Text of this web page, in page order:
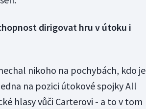
dirigovat hru v útoku i
nikoho na pochybách, kdo je
na pozici útokové spojky All
hlasy vůči Carterovi - a to v tom